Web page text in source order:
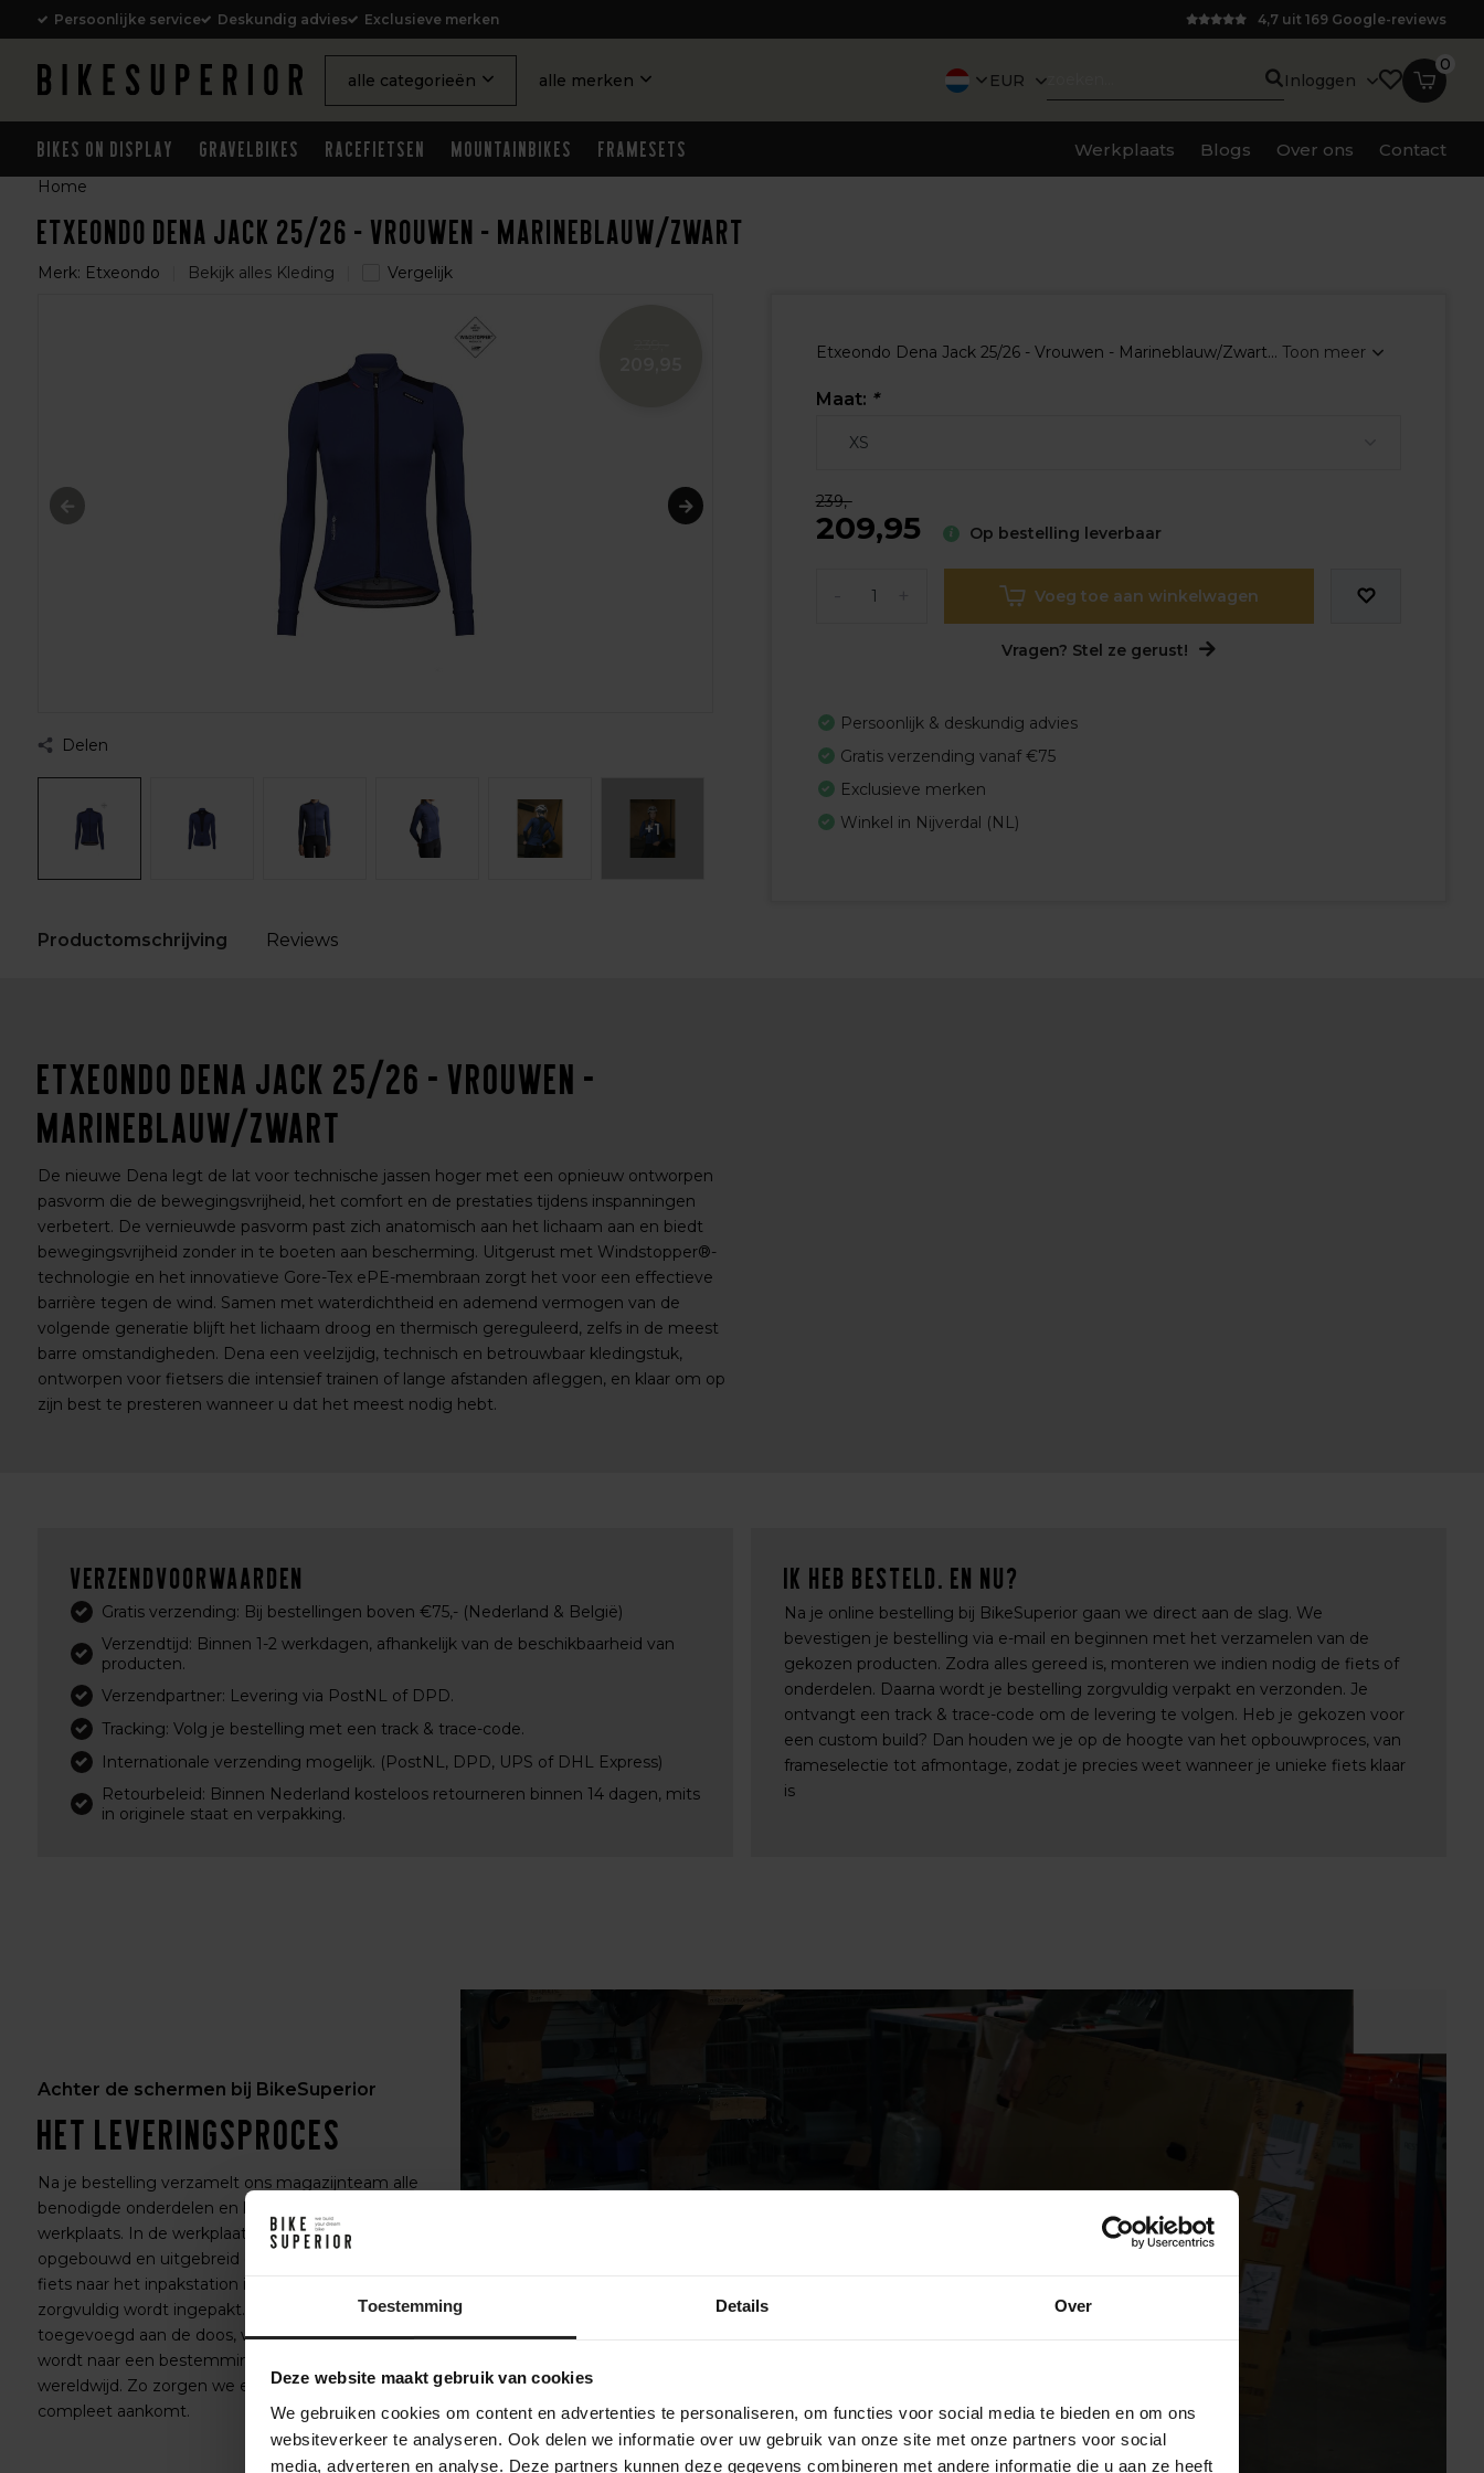
Toestemming Details Over
Deze website maakt gebruik van cookies
We gebruiken cookies om content en advertenties te personaliseren, om functies voor social media te bieden en om ons
websiteverkeer te analyseren. Ook delen we informatie over uw gebruik van onze site met onze partners voor social
media, adverteren en analyse. Deze partners kunnen deze gegevens combineren met andere informatie die u aan ze heeft
Persoonlijke service Deskundig advies Exclusieve merken 4,7 uit 169 Google-reviews
alle categorieën alle merken EUR Inloggen
0
Bikes on Display Gravelbikes Racefietsen Mountainbikes Framesets Werkplaats Blogs Over ons Contact
Home
Etxeondo Dena Jack 25/26 - Vrouwen - Marineblauw/Zwart
Merk: Etxeondo Bekijk alles Kleding Vergelijk
Delen
+1
Etxeondo Dena Jack 25/26 - Vrouwen - Marineblauw/Zwart... Toon meer
Maat: *
239,-
209,95 Op bestelling leverbaar
Voeg toe aan winkelwagen
Vragen? Stel ze gerust!
Persoonlijk & deskundig advies
Gratis verzending vanaf €75
Exclusieve merken
Winkel in Nijverdal (NL)
Productomschrijving Reviews
Etxeondo Dena Jack 25/26 - Vrouwen -
Marineblauw/Zwart
De nieuwe Dena legt de lat voor technische jassen hoger met een opnieuw ontworpen
pasvorm die de bewegingsvrijheid, het comfort en de prestaties tijdens inspanningen
verbetert. De vernieuwde pasvorm past zich anatomisch aan het lichaam aan en biedt
bewegingsvrijheid zonder in te boeten aan bescherming. Uitgerust met Windstopper®-
technologie en het innovatieve Gore-Tex ePE-membraan zorgt het voor een effectieve
barrière tegen de wind. Samen met waterdichtheid en ademend vermogen van de
volgende generatie blijft het lichaam droog en thermisch gereguleerd, zelfs in de meest
barre omstandigheden. Dena een veelzijdig, technisch en betrouwbaar kledingstuk,
ontworpen voor fietsers die intensief trainen of lange afstanden afleggen, en klaar om op
zijn best te presteren wanneer u dat het meest nodig hebt.
Verzendvoorwaarden
Gratis verzending: Bij bestellingen boven €75,- (Nederland & België)
Verzendtijd: Binnen 1-2 werkdagen, afhankelijk van de beschikbaarheid van
producten.
Verzendpartner: Levering via PostNL of DPD.
Tracking: Volg je bestelling met een track & trace-code.
Internationale verzending mogelijk. (PostNL, DPD, UPS of DHL Express)
Retourbeleid: Binnen Nederland kosteloos retourneren binnen 14 dagen, mits
in originele staat en verpakking.
Ik heb besteld. En nu?
Na je online bestelling bij BikeSuperior gaan we direct aan de slag. We
bevestigen je bestelling via e-mail en beginnen met het verzamelen van de
gekozen producten. Zodra alles gereed is, monteren we indien nodig de fiets of
onderdelen. Daarna wordt je bestelling zorgvuldig verpakt en verzonden. Je
ontvangt een track & trace-code om de levering te volgen. Heb je gekozen voor
een custom build? Dan houden we je op de hoogte van het opbouwproces, van
frameselectie tot afmontage, zodat je precies weet wanneer je unieke fiets klaar
is
Achter de schermen bij BikeSuperior
Het leveringsproces
Na je bestelling verzamelt ons magazijnteam alle
benodigde onderdelen en bereidt ze voor op de
werkplaats. In de werkplaats wordt de fiets volledig
opgebouwd en uitgebreid getest. Daarna gaat de
fiets naar het inpakstation in het magazijn, waar hij
zorgvuldig wordt ingepakt. Accessoires worden
toegevoegd aan de doos, waarna de fiets verzonden
wordt naar een bestemming in Nederland of
wereldwijd. Zo zorgen we ervoor dat je fiets veilig en
compleet aankomt.